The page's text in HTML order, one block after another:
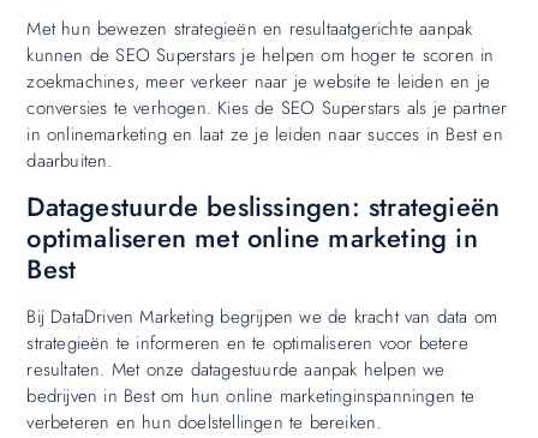
Met hun bewezen strategieën en resultaatgerichte aanpak
kunnen de SEO Superstars je helpen om hoger te scoren in
zoekmachines, meer verkeer naar je website te leiden en je
conversies te verhogen. Kies de SEO Superstars als je partner
in onlinemarketing en laat ze je leiden naar succes in Best en
daarbuiten.
Datagestuurde beslissingen: strategieën
optimaliseren met online marketing in
Best
Bij DataDriven Marketing begrijpen we de kracht van data om
strategieën te informeren en te optimaliseren voor betere
resultaten. Met onze datagestuurde aanpak helpen we
bedrijven in Best om hun online marketinginspanningen te
verbeteren en hun doelstellingen te bereiken.